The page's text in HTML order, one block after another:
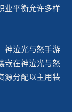
业平衡允许多样
神泣光与怒手游
嵌在神泣光与怒
源分配以主用装